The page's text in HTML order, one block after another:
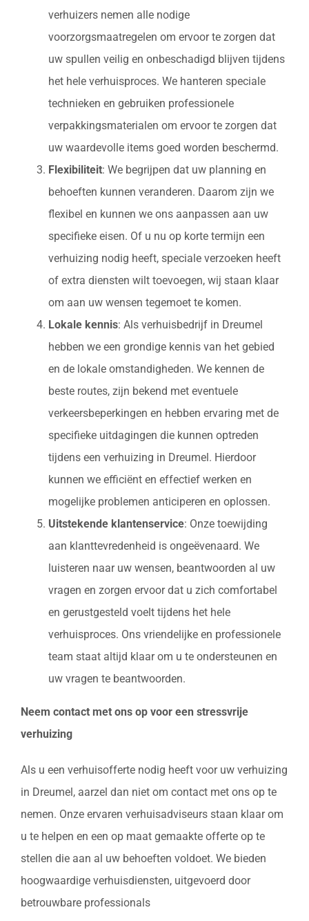
verhuizers nemen alle nodige
voorzorgsmaatregelen om ervoor te zorgen dat
uw spullen veilig en onbeschadigd blijven tijdens
het hele verhuisproces. We hanteren speciale
technieken en gebruiken professionele
verpakkingsmaterialen om ervoor te zorgen dat
uw waardevolle items goed worden beschermd.
Flexibiliteit: We begrijpen dat uw planning en
behoeften kunnen veranderen. Daarom zijn we
flexibel en kunnen we ons aanpassen aan uw
specifieke eisen. Of u nu op korte termijn een
verhuizing nodig heeft, speciale verzoeken heeft
of extra diensten wilt toevoegen, wij staan klaar
om aan uw wensen tegemoet te komen.
Lokale kennis: Als verhuisbedrijf in Dreumel
hebben we een grondige kennis van het gebied
en de lokale omstandigheden. We kennen de
beste routes, zijn bekend met eventuele
verkeersbeperkingen en hebben ervaring met de
specifieke uitdagingen die kunnen optreden
tijdens een verhuizing in Dreumel. Hierdoor
kunnen we efficiënt en effectief werken en
mogelijke problemen anticiperen en oplossen.
Uitstekende klantenservice: Onze toewijding
aan klanttevredenheid is ongeëvenaard. We
luisteren naar uw wensen, beantwoorden al uw
vragen en zorgen ervoor dat u zich comfortabel
en gerustgesteld voelt tijdens het hele
verhuisproces. Ons vriendelijke en professionele
team staat altijd klaar om u te ondersteunen en
uw vragen te beantwoorden.
Neem contact met ons op voor een stressvrije
verhuizing
Als u een verhuisofferte nodig heeft voor uw verhuizing
in Dreumel, aarzel dan niet om contact met ons op te
nemen. Onze ervaren verhuisadviseurs staan klaar om
u te helpen en een op maat gemaakte offerte op te
stellen die aan al uw behoeften voldoet. We bieden
hoogwaardige verhuisdiensten, uitgevoerd door
betrouwbare professionals